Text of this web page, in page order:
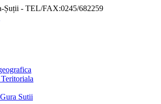
Șuții - TEL/FAX:0245/682259
Sutii